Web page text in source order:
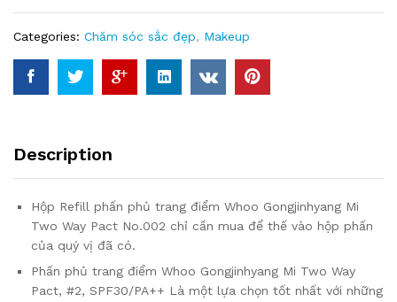
Categories: Chăm sóc sắc đẹp, Makeup
Description
Hộp Refill phấn phủ trang điểm Whoo Gongjinhyang Mi
Two Way Pact No.002 chỉ cần mua để thế vào hộp phấn
của quý vị đã có.
Phấn phủ trang điểm Whoo Gongjinhyang Mi Two Way
Pact, #2, SPF30/PA++ Là một lựa chọn tốt nhất với những